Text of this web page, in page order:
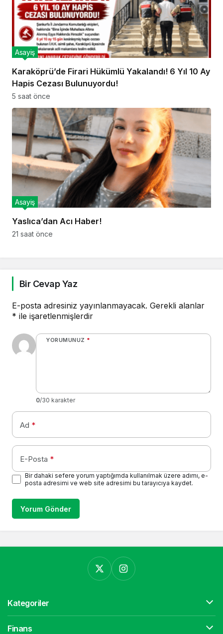
Karaköprü’de Firari Hükümlü Yakalandı! 6 Yıl 10 Ay
Hapis Cezası Bulunuyordu!
Asayiş
5 saat önce
Yaslıca’dan Acı Haber!
Asayiş
21 saat önce
Bir Cevap Yaz
E-posta adresiniz yayınlanmayacak. Gerekli alanlar
* ile işaretlenmişlerdir
YORUMUNUZ *
0/30 karakter
Ad *
E-Posta *
Bir dahaki sefere yorum yaptığımda kullanılmak üzere adımı, e-
posta adresimi ve web site adresimi bu tarayıcıya kaydet.
Yorum Gönder
Kategoriler
Finans